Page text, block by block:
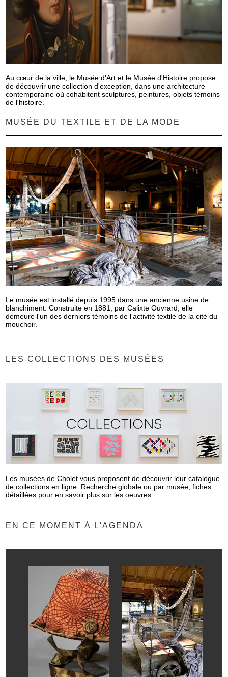
Au cœur de la ville, le Musée d'Art et le Musée d'Histoire propose
de découvrir une collection d'exception, dans une architecture
contemporaine où cohabitent sculptures, peintures, objets témoins
de l'histoire.
MUSÉE DU TEXTILE ET DE LA MODE
Le musée est installé depuis 1995 dans une ancienne usine de
blanchiment. Construite en 1881, par Calixte Ouvrard, elle
demeure l'un des derniers témoins de l'activité textile de la cité du
mouchoir.
LES COLLECTIONS DES MUSÉES
Les musées de Cholet vous proposent de découvrir leur catalogue
de collections en ligne. Recherche globale ou par musée, fiches
détaillées pour en savoir plus sur les oeuvres...
EN CE MOMENT À L'AGENDA